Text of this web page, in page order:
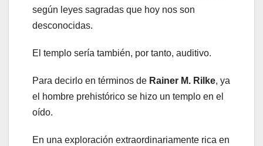
según leyes sagradas que hoy nos son
desconocidas.
El templo sería también, por tanto, auditivo.
Para decirlo en términos de Rainer M. Rilke, ya
el hombre prehistórico se hizo un templo en el
oído.
En una exploración extraordinariamente rica en